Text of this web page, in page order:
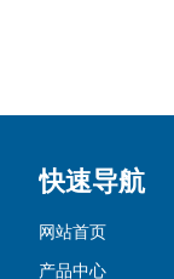
快速导航
网站首页
产品中心